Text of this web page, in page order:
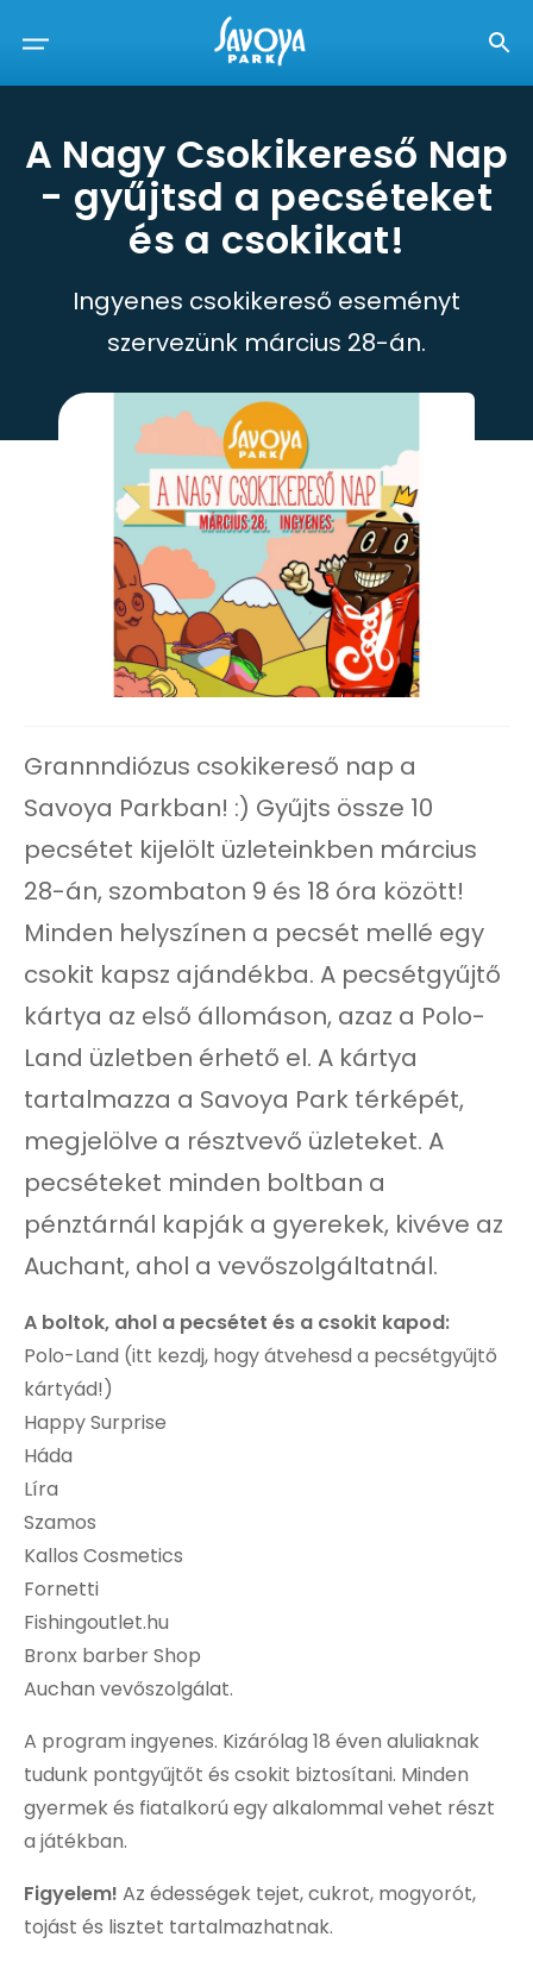
A Nagy Csokikereső Nap
- gyűjtsd a pecséteket
és a csokikat!
Ingyenes csokikereső eseményt
szervezünk március 28-án.
Grannndiózus csokikereső nap a
Savoya Parkban! :) Gyűjts össze 10
pecsétet kijelölt üzleteinkben március
28-án, szombaton 9 és 18 óra között!
Minden helyszínen a pecsét mellé egy
csokit kapsz ajándékba. A pecsétgyűjtő
kártya az első állomáson, azaz a Polo-
Land üzletben érhető el. A kártya
tartalmazza a Savoya Park térképét,
megjelölve a résztvevő üzleteket. A
pecséteket minden boltban a
pénztárnál kapják a gyerekek, kivéve az
Auchant, ahol a vevőszolgáltatnál.
A boltok, ahol a pecsétet és a csokit kapod:
Polo-Land (itt kezdj, hogy átvehesd a pecsétgyűjtő
kártyád!)
Happy Surprise
Háda
Líra
Szamos
Kallos Cosmetics
Fornetti
Fishingoutlet.hu
Bronx barber Shop
Auchan vevőszolgálat.
A program ingyenes. Kizárólag 18 éven aluliaknak
tudunk pontgyűjtőt és csokit biztosítani. Minden
gyermek és fiatalkorú egy alkalommal vehet részt
a játékban.
Figyelem! Az édességek tejet, cukrot, mogyorót,
tojást és lisztet tartalmazhatnak.